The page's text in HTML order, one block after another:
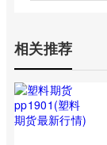
相关推荐